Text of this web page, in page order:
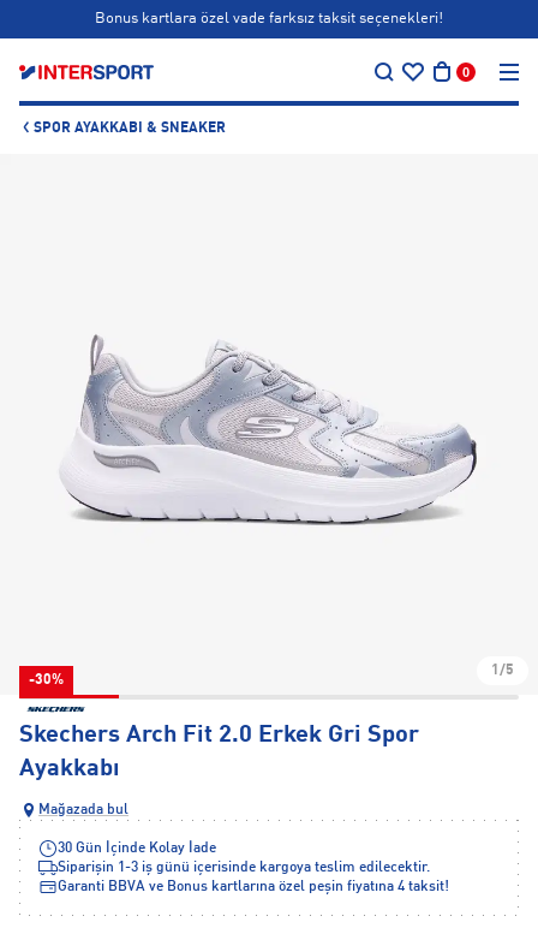
Bonus kartlara özel vade farksız taksit seçenekleri!
0
SPOR AYAKKABI & SNEAKER
-30%
1/5
Skechers Arch Fit 2.0 Erkek Gri Spor
Ayakkabı
Mağazada bul
30 Gün İçinde Kolay İade
Siparişin 1-3 iş günü içerisinde kargoya teslim edilecektir.
Garanti BBVA ve Bonus kartlarına özel peşin fiyatına 4 taksit!